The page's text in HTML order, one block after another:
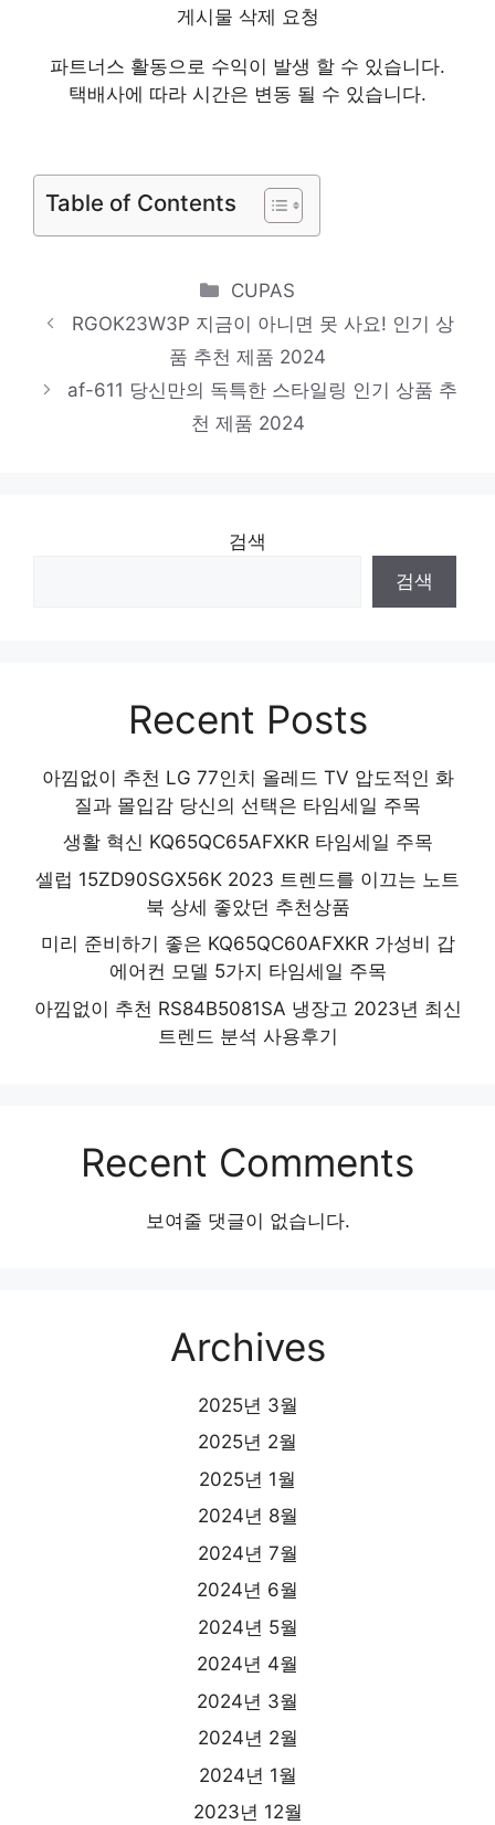
4부포크형아이브로우펜슬
소장가치 100%의 특별한 제품 인기 상품 추
천 제품 2024
당신의 취향을 채워줄 아이템 인기 상품 추천
제품 2024
절대 놓치지 말아야 할 기회! 인기 상품 추천
제품 2024
비비에모 고홀엘린 사각넥 A라인
진정한 퀄리티를 느껴보세요! 인기 상품 추천
제품 2024
게시물 삭제 요청
파트너스 활동으로 수익이 발생 할 수 있습니다.
택배사에 따라 시간은 변동 될 수 있습니다.
Table of Contents
Categories
CUPAS
RGOK23W3P 지금이 아니면 못 사요! 인기 상
품 추천 제품 2024
af-611 당신만의 독특한 스타일링 인기 상품 추
천 제품 2024
검색
검색
Recent Posts
아낌없이 추천 LG 77인치 올레드 TV 압도적인 화
질과 몰입감 당신의 선택은 타임세일 주목
생활 혁신 KQ65QC65AFXKR 타임세일 주목
셀럽 15ZD90SGX56K 2023 트렌드를 이끄는 노트
북 상세 좋았던 추천상품
미리 준비하기 좋은 KQ65QC60AFXKR 가성비 갑
에어컨 모델 5가지 타임세일 주목
아낌없이 추천 RS84B5081SA 냉장고 2023년 최신
트렌드 분석 사용후기
Recent Comments
보여줄 댓글이 없습니다.
Archives
2025년 3월
2025년 2월
2025년 1월
2024년 8월
2024년 7월
2024년 6월
2024년 5월
2024년 4월
2024년 3월
2024년 2월
2024년 1월
2023년 12월